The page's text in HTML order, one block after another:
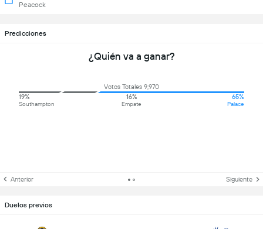
Peacock
Predicciones
¿Quién va a ganar?
Votos Totales 9,970
19%
Southampton
16%
Empate
65%
Palace
Anterior Siguiente
Duelos previos